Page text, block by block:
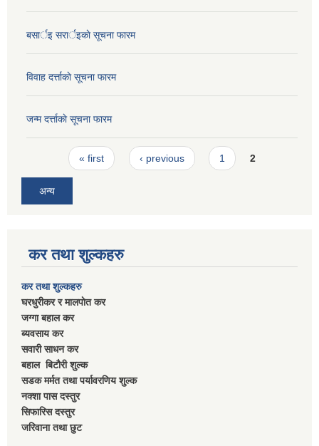
बसार्इ सरार्इकाे सूचना फारम
विवाह दर्त्ताकाे सूचना फारम
जन्म दर्त्ताकाे सूचना फारम
Pages« first ‹ previous 1 2
अन्य
कर तथा शुल्कहरु
कर तथा शुल्कहरु
घरधुरीकर र मालपाेत कर
जग्गा बहाल कर
ब्यवसाय कर
सवारी साधन कर
बहाल बिटाैरी शुल्क
सडक मर्मत तथा पर्यावरणिय शुल्क
नक्शा पास दस्तुर
सिफारिस दस्तुर
जरिवाना तथा छुट